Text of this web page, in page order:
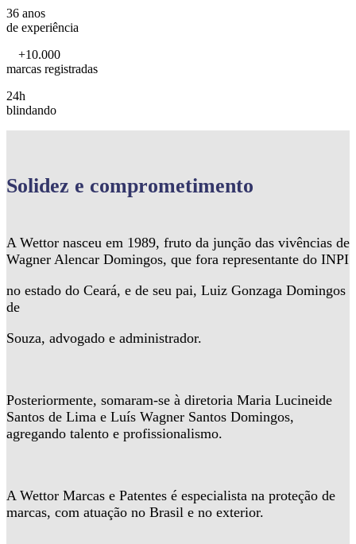
36 anos
de experiência
+10.000
marcas registradas
24h
blindando
Solidez e comprometimento
A Wettor nasceu em 1989, fruto da junção das vivências de
Wagner Alencar Domingos, que fora representante do INPI
no estado do Ceará, e de seu pai, Luiz Gonzaga Domingos
de
Souza, advogado e administrador.
Posteriormente, somaram-se à diretoria Maria Lucineide
Santos de Lima e Luís Wagner Santos Domingos,
agregando talento e profissionalismo.
A Wettor Marcas e Patentes é especialista na proteção de
marcas, com atuação no Brasil e no exterior.